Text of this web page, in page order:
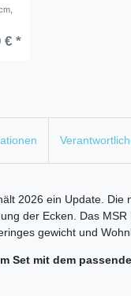
€ *
2026 ein Update.
der Ecken. Das
gewicht und
Set mit dem